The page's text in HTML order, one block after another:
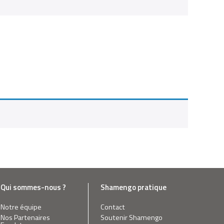
Qui sommes-nous ?
Notre équipe
Nos Partenaires
Shamengo pratique
Contact
Soutenir Shamengo